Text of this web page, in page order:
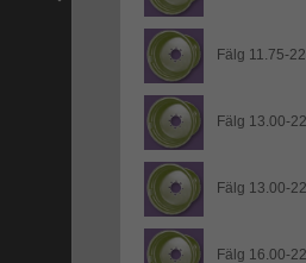
Fälg 11.75-
Fälg 13.00-
Fälg 13.00-
Fälg 16.00-